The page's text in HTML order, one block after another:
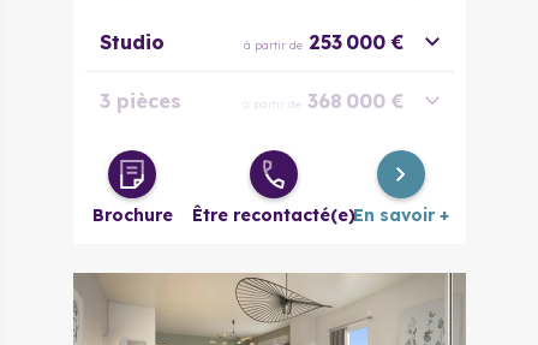
Studio à partir de 253 000 €
3 pièces à partir de 368 000 €
4 pièces à partir de 494 400 €
Duplex 5
664 000 €
Brochure Être recontacté(e)En savoir +